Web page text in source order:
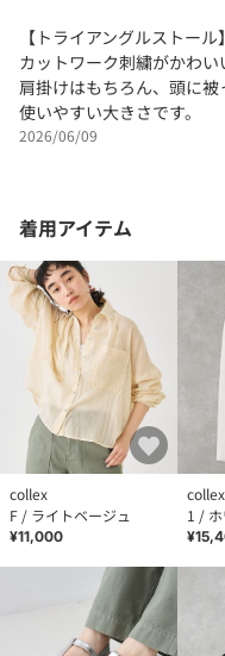
【トライアングルストール】
カットワーク刺繍がかわい
肩掛けはもちろん、頭に
使いやすい大きさです。
2026/06/09
着用アイテム
collex
F / ライトベージュ
¥11,000
collex
1 /